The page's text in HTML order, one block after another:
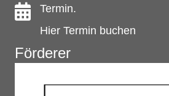
Termin.
Hier Termin buchen
Förderer